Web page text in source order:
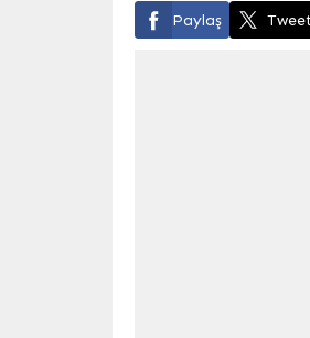
Paylaş